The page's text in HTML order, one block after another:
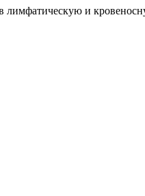
и